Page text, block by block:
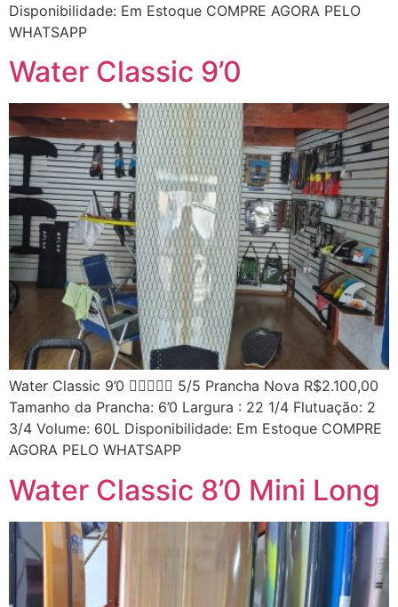
Disponibilidade: Em Estoque COMPRE AGORA PELO
WHATSAPP
Water Classic 9’0
Water Classic 9’0  5/5 Prancha Nova R$2.100,00
Tamanho da Prancha: 6’0 Largura : 22 1/4 Flutuação: 2
3/4 Volume: 60L Disponibilidade: Em Estoque COMPRE
AGORA PELO WHATSAPP
Water Classic 8’0 Mini Long